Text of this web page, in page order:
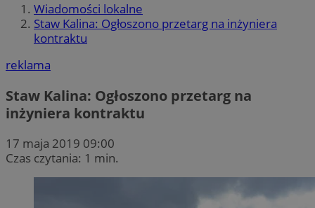
Wiadomości lokalne
Staw Kalina: Ogłoszono przetarg na inżyniera
kontraktu
reklama
Staw Kalina: Ogłoszono przetarg na
inżyniera kontraktu
17 maja 2019 09:00
Czas czytania: 1 min.